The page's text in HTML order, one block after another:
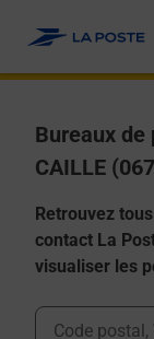
Bureaux
CAILLE
Retrouvez
contact La
visualiser les
Ville,